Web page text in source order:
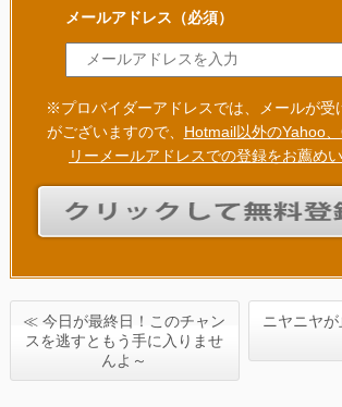
メールアドレス （必須）
※プロバイダーアドレスでは、メールが受
がございますので、 Hotmail以外のYahoo
リーメールアドレスでの登録をお薦めい
≪ 今日が最終日！このチャン
スを逃すともう手に入りませ
んよ～
ニヤニヤ